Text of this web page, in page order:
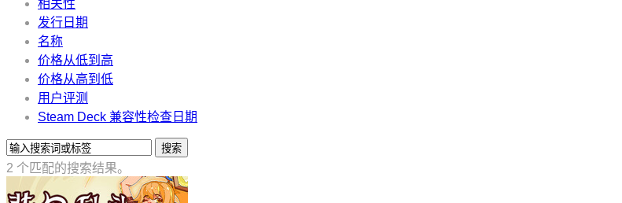
相关性
发行日期
名称
价格从低到高
价格从高到低
用户评测
Steam Deck 兼容性检查日期
搜索
2 个匹配的搜索结果。